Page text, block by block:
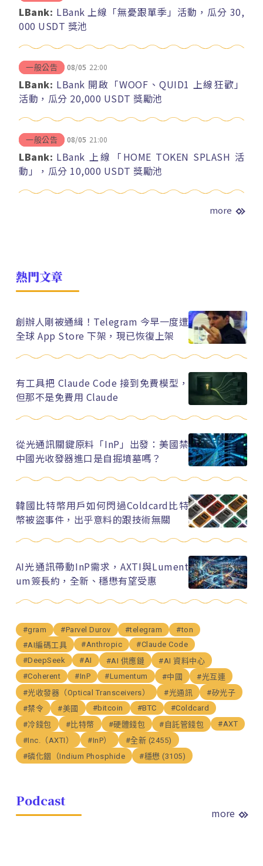
LBank: LBank 上線「無憂跟單季」活動，瓜分 30,
000 USDT 獎池
一般公告 08/05 22:00
LBank: LBank 開啟「WOOF、QUID1 上線狂歡」
活動，瓜分 20,000 USDT 獎勵池
一般公告 08/05 21:00
LBank: LBank 上線「HOME TOKEN SPLASH 活
動」，瓜分 10,000 USDT 獎勵池
more
熱門文章
創辦人剛被通緝！Telegram 今早一度遭
全球 App Store 下架，現已恢復上架
有工具把 Claude Code 接到免費模型，
但那不是免費用 Claude
從光通訊關鍵原料「InP」出發：美國禁
中國光收發器進口是自掘墳墓嗎？
韓國比特幣用戶如何閃過Coldcard比特
幣被盜事件，出乎意料的跟技術無關
AI光通訊帶動InP需求，AXTI與Lument
um簽長約，全新、穩懋有望受惠
#gram #Parvel Durov #telegram
#ton
#AI編碼工具
#Anthropic
#Claude Code
#DeepSeek
#AI #AI 供應鏈
#AI 資料中心
#Coherent
#InP #Lumentum #中國
#光互連
#光收發器（Optical Transceivers）
#光通訊
#矽光子
#禁令
#美國 #bitcoin #BTC
#Coldcard
#冷錢包
#比特幣 #硬體錢包 #自託管錢包
#AXT
#Inc.（AXTI）
#InP）
#全新 (2455)
#磷化銦（Indium Phosphide
#穩懋 (3105)
Podcast
more